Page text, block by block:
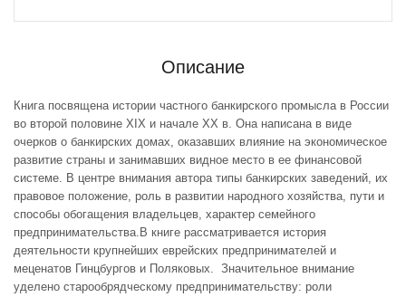
Описание
Книга посвящена истории частного банкирского промысла в России
во второй половине XIX и начале XX в. Она написана в виде
очерков о банкирских домах, оказавших влияние на экономическое
развитие страны и занимавших видное место в ее финансовой
системе. В центре внимания автора типы банкирских заведений, их
правовое положение, роль в развитии народного хозяйства, пути и
способы обогащения владельцев, характер семейного
предпринимательства.В книге рассматривается история
деятельности крупнейших еврейских предпринимателей и
меценатов Гинцбургов и Поляковых. Значительное внимание
уделено старообрядческому предпринимательству: роли